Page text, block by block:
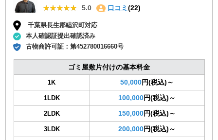
★★★★★
★★★★★ 5.0 口コミ (22)
千葉県長生郡睦沢町対応
本人確認証提出確認済み
古物商許可証：第452780016660号
ゴミ屋敷片付けの基本料金
1K 50,000円(税込)～
1LDK 100,000円(税込)～
2LDK 150,000円(税込)～
3LDK 200,000円(税込)～